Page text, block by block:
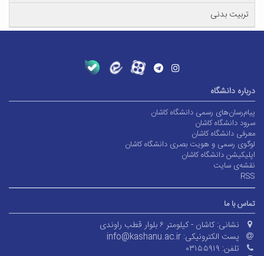
تربیت بدنی
درباره دانشگاه
پیام‌رسان‌های رسمی دانشگاه کاشان
سرود دانشگاه کاشان
معرفی دانشگاه کاشان
لوگوی رسمی و هویت بصری دانشگاه کاشان
اپلیکیشن دانشگاه کاشان
نقشه‌ی سایت
RSS
تماس با ما
نشانی: کاشان - کیلومتر ۶ بلوار قطب راوندی
پست الکترونیکی: info@kashanu.ac.ir
تلفن: ۰۳۱۵۵۹۱۹